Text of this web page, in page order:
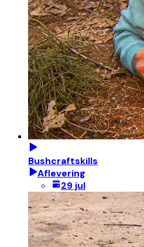
Bushcraftskills
Aflevering
29 jul